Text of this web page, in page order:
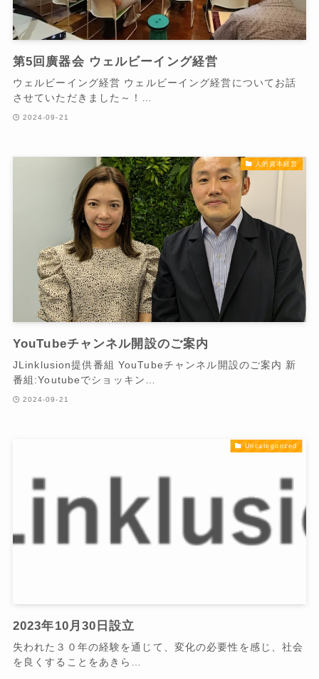
第5回廣器会 ウェルビーイング経営
ウェルビーイング経営 ウェルビーイング経営についてお話
させていただきました～！…
2024-09-21
人的資本経営
YouTubeチャンネル開設のご案内
JLinklusion提供番組 YouTubeチャンネル開設のご案内 新
番組:Youtubeでショッキン…
2024-09-21
Uncategorized
2023年10月30日設立
失われた３０年の経験を通じて、変化の必要性を感じ、社会
を良くすることをあきら…